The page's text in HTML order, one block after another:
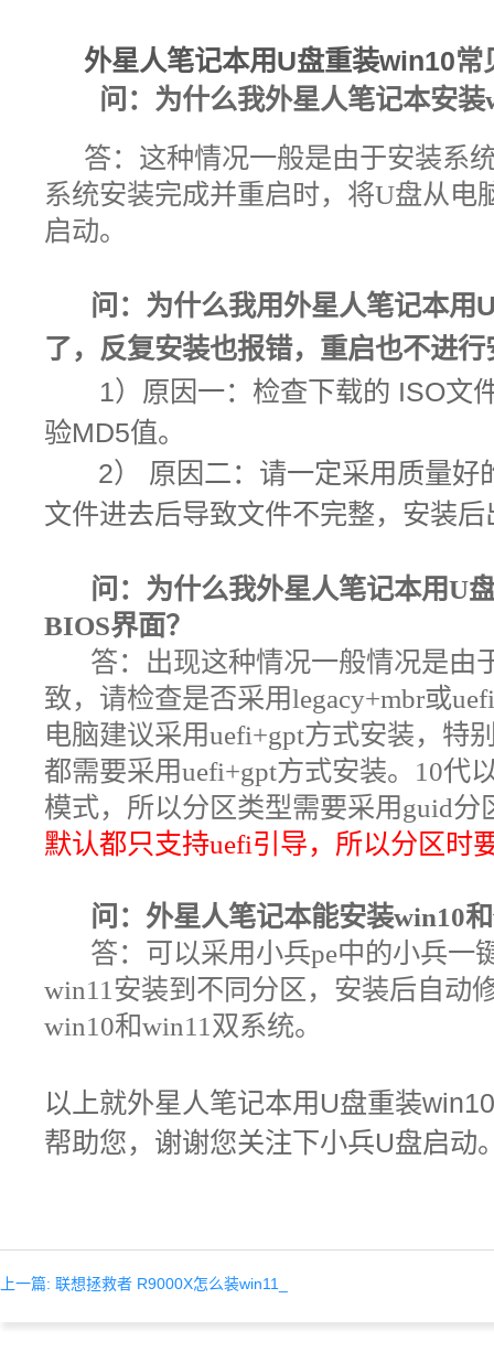
外星人笔记本用U盘重装win10常
问：为什么我外星人笔记本安
答： 这种情况一般是由于安装系
系统安装完成并重启时，将U盘从电
启动。
问： 为什么我用外星人笔记本用
了，反复安装也报错，重启也不进行
1）原因一：检查下载的 ISO文
验MD5值。
2） 原因二：请一定采用质量好
文件进去后导致文件不完整，安装
问：为什么我外星人笔记本用U
BIOS界面？
答：出现这种情况一般情况是由
致，请检查是否采用legacy+mbr或
电脑建议采用uefi+gpt方式安装，特
都需要采用uefi+gpt方式安装。10代
模式，所以分区类型需要采用guid分
默认都只支持uefi引导，所以分区时
问：外星人笔记本能安装win10
答： 可以采用小兵pe中的小兵一
win11安装到不同分区，安装后自动
win10和win11双系统。
以上就外星人笔记本用U盘重装
帮助您，谢谢您关注下小兵U盘启动
上一篇: 联想拯救者 R9000X怎么装win11_